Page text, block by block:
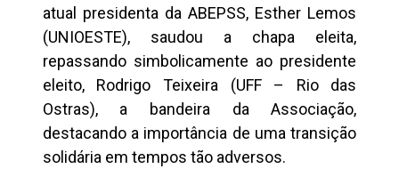
atual presidenta da ABEPSS, Esther Lemos
(UNIOESTE), saudou a chapa eleita,
repassando simbolicamente ao presidente
eleito, Rodrigo Teixeira (UFF – Rio das
Ostras), a bandeira da Associação,
destacando a importância de uma transição
solidária em tempos tão adversos.